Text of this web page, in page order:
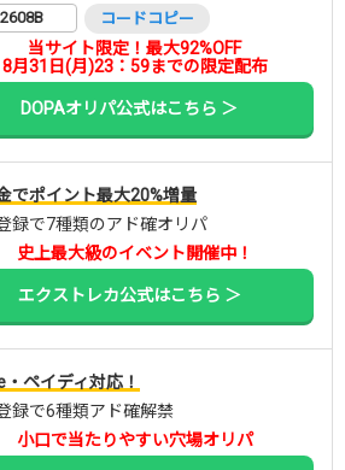
コードコピー
当サイト限定！最大92%OFF
8月31日(月)23：59までの限定配布
DOPAオリパ公式はこちら ＞
でポイント最大20%増量
録で7種類のアド確オリパ
史上最大級のイベント開催中！
エクストレカ公式はこちら ＞
・ペイディ対応！
録で6種類アド確解禁
小口で当たりやすい穴場オリパ